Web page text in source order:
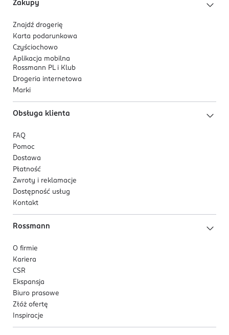
negatywnym wpływem czynników zewnętrznych
• zapewnia odpowiednie nawilżenie skóry
• łagodzi zaczerwienienia i podrażnienia
Oryginalny olej do brody, zarostu i twarzy zawiera
składniki w 98% pochodzenia naturalnego.
Olejek razem z dedykowanym Balsamem do stylizacji i
Zakupy
Znajdź drogerię
Karta podarunkowa
Czyściochowo
Aplikacja mobilna
Rossmann PL i Klub
Drogeria internetowa
Marki
Obsługa klienta
FAQ
Pomoc
Dostawa
Płatność
Zwroty i reklamacje
Dostępność usług
Kontakt
Rossmann
O firmie
Kariera
CSR
Ekspansja
Biuro prasowe
Złóż ofertę
Inspiracje